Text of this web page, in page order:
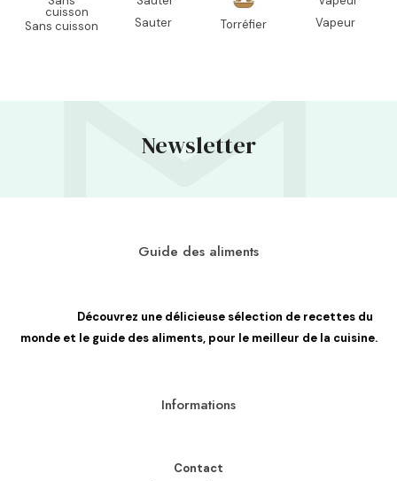
Sans cuisson Sauter Torréfier Vapeur
Newsletter
Guide des aliments
Découvrez une délicieuse sélection de recettes du
monde et le guide des aliments, pour le meilleur de la cuisine.
Informations
Contact